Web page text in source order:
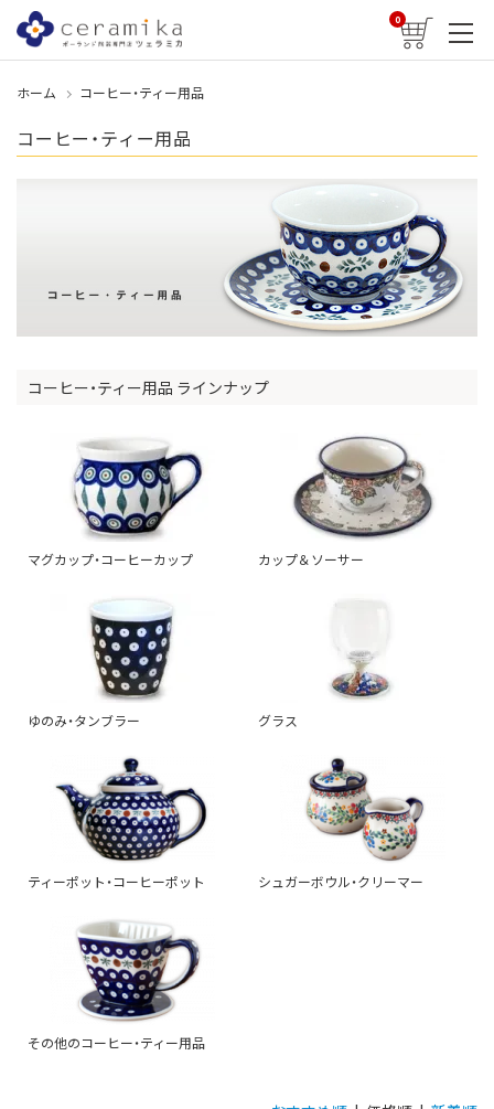
0
ホーム コーヒー・ティー用品
コーヒー・ティー用品
コーヒー・ティー用品 ラインナップ
マグカップ・コーヒーカップ カップ＆ソーサー
ゆのみ・タンブラー グラス
ティーポット・コーヒーポット シュガーボウル・クリーマー
その他のコーヒー・ティー用品